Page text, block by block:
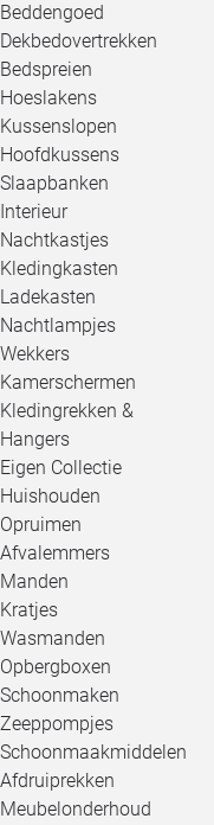
Beddengoed
Dekbedovertrekken
Bedspreien
Hoeslakens
Kussenslopen
Hoofdkussens
Slaapbanken
Interieur
Nachtkastjes
Kledingkasten
Ladekasten
Nachtlampjes
Wekkers
Kamerschermen
Kledingrekken &
Hangers
Eigen Collectie
Huishouden
Opruimen
Afvalemmers
Manden
Kratjes
Wasmanden
Opbergboxen
Schoonmaken
Zeeppompjes
Schoonmaakmiddelen
Afdruiprekken
Meubelonderhoud